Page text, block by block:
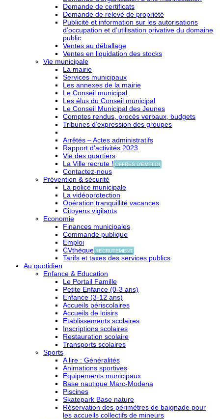
Demande de certificats
Demande de relevé de propriété
Publicité et information sur les autorisations
d’occupation et d’utilisation privative du domaine
public
Ventes au déballage
Ventes en liquidation des stocks
Vie municipale
La mairie
Services municipaux
Les annexes de la mairie
Le Conseil municipal
Les élus du Conseil municipal
Le Conseil Municipal des Jeunes
Comptes rendus, procès verbaux, budgets
Tribunes d’expression des groupes
Arrêtés – Actes administratifs
Rapport d’activités 2023
Vie des quartiers
La Ville recrute ! OFFRES D'EMPLOI
Contactez-nous
Prévention & sécurité
La police municipale
La vidéoprotection
Opération tranquillité vacances
Citoyens vigilants
Economie
Finances municipales
Commande publique
Emploi
CVthèque RECRUTEMENT
Tarifs et taxes des services publics
Au quotidien
Enfance & Education
Le Portail Famille
Petite Enfance (0-3 ans)
Enfance (3-12 ans)
Accueils périscolaires
Accueils de loisirs
Etablissements scolaires
Inscriptions scolaires
Restauration scolaire
Transports scolaires
Sports
A lire : Généralités
Animations sportives
Equipements municipaux
Base nautique Marc-Modena
Piscines
Skatepark Base nature
Réservation des périmètres de baignade pour
les accueils collectifs de mineurs